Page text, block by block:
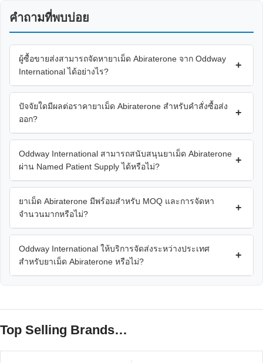
คำถามที่พบบ่อย
ผู้ซื้อขายส่งสามารถจัดหายาเม็ด Abiraterone จาก Oddway
International ได้อย่างไร?
+
ปัจจัยใดมีผลต่อราคายาเม็ด Abiraterone สำหรับคำสั่งซื้อส่ง
ออก?
+
Oddway International สามารถสนับสนุนยาเม็ด Abiraterone
ผ่าน Named Patient Supply ได้หรือไม่?
+
ยาเม็ด Abiraterone มีพร้อมสำหรับ MOQ และการจัดหา
จำนวนมากหรือไม่?
+
Oddway International ให้บริการจัดส่งระหว่างประเทศ
สำหรับยาเม็ด Abiraterone หรือไม่?
+
Top Selling Brands…